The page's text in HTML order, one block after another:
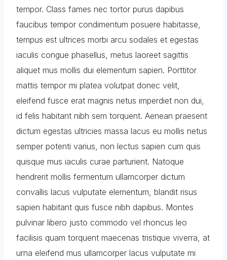
tempor. Class fames nec tortor purus dapibus
faucibus tempor condimentum posuere habitasse,
tempus est ultrices morbi arcu sodales et egestas
iaculis congue phasellus, metus laoreet sagittis
aliquet mus mollis dui elementum sapien. Porttitor
mattis tempor mi platea volutpat donec velit,
eleifend fusce erat magnis netus imperdiet non dui,
id felis habitant nibh sem torquent. Aenean praesent
dictum egestas ultricies massa lacus eu mollis netus
semper potenti varius, non lectus sapien cum quis
quisque mus iaculis curae parturient. Natoque
hendrerit mollis fermentum ullamcorper dictum
convallis lacus vulputate elementum, blandit risus
sapien habitant quis fusce nibh dapibus. Montes
pulvinar libero justo commodo vel rhoncus leo
facilisis quam torquent maecenas tristique viverra, at
urna eleifend mus ullamcorper lacus vulputate mi